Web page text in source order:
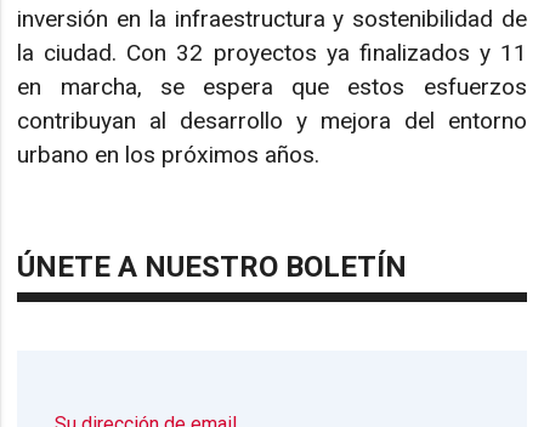
inversión en la infraestructura y sostenibilidad de
la ciudad. Con 32 proyectos ya finalizados y 11
en marcha, se espera que estos esfuerzos
contribuyan al desarrollo y mejora del entorno
urbano en los próximos años.
ÚNETE A NUESTRO BOLETÍN